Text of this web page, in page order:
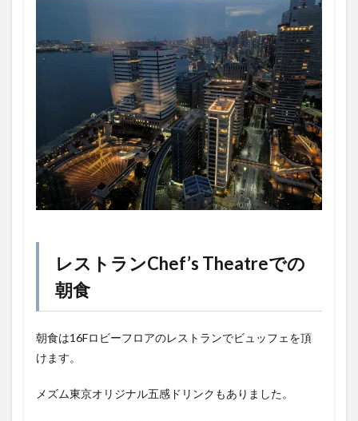
レストランChef’s Theatreでの
朝食
朝食は16Fロビーフロアのレストランでビュッフェを頂
けます。
メズム東京オリジナル五感ドリンクもありました。